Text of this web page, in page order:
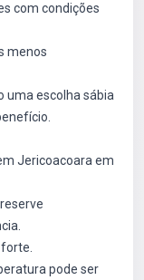
com condições
menos
uma escolha sábia
Jericoacoara em
pode ser